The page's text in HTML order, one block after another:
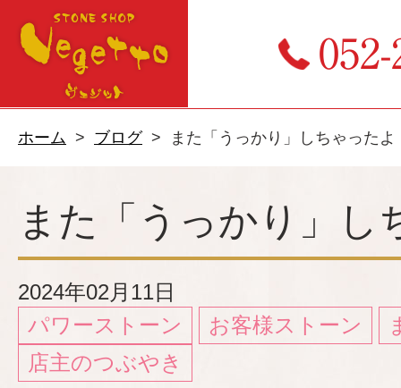
ホーム ブログ また「うっかり」しちゃったよ
また「うっかり」し
2024年02月11日
パワーストーン
お客様ストーン
店主のつぶやき